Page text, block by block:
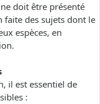
doit être présenté
faite des sujets dont le
espèces, en
il est essentiel de
: